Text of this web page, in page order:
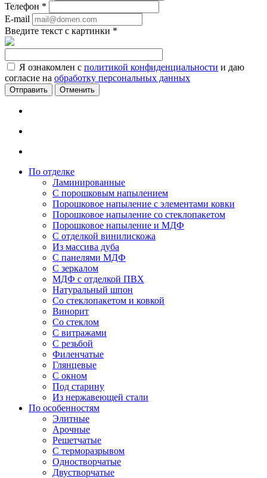
Телефон *
E-mail
Введите текст с картинки *
Я ознакомлен с политикой конфиденциальности и даю
согласие на обработку персональных данных
Отменить
По отделке
Ламинированные
С порошковым напылением
Порошковое напыление с элементами ковки
Порошковое напыление со стеклопакетом
Порошковое напыление и МДФ
С отделкой винилискожа
Из массива дуба
С панелями МДФ
С зеркалом
МДФ с отделкой ПВХ
Натуральный шпон
Со стеклопакетом и ковкой
Винорит
Со стеклом
С витражами
С резьбой
Филенчатые
Глянцевые
С окном
Под старину
Из нержавеющей стали
По особенностям
Элитные
Арочные
Решетчатые
С терморазрывом
Одностворчатые
Двустворчатые